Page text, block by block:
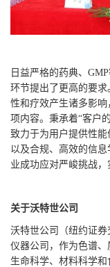
日益严格的药典、
环节提出了更高的要
性和疗效产生诸多影
项内容。秉承着“客户
致力于为用户提供性能
以及合规、高效的信
业成功应对严峻挑战，
关于沃特世公司
沃特世公司（纽约证
仪器公司，作为色谱
生命科学、材料科学